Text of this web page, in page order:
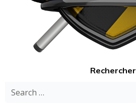
Rechercher
Search